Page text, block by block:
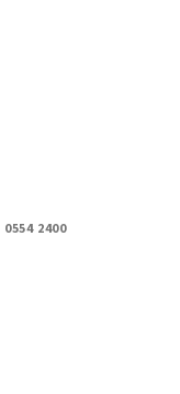
0554 2400